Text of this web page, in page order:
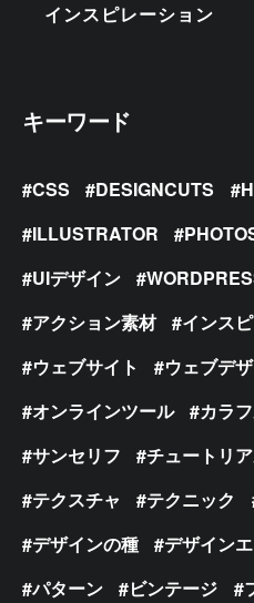
インスピレーション
キーワード
CSS DESIGNCUTS
ILLUSTRATOR
UIデザイン
アクション素材
インス
ウェブサイト
ウェブデ
オンラインツール
カラ
サンセリフ
チュートリ
テクスチャ
テクニック
デザインの種
デザイン
パターン
ビンテージ